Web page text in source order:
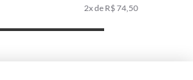
2x de R$ 74,50